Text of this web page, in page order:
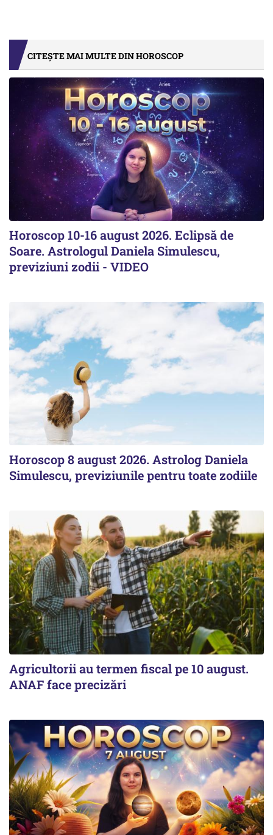
CITEȘTE MAI MULTE DIN HOROSCOP
Horoscop 10-16 august 2026. Eclipsă de
Soare. Astrologul Daniela Simulescu,
previziuni zodii - VIDEO
Horoscop 8 august 2026. Astrolog Daniela
Simulescu, previziunile pentru toate zodiile
Agricultorii au termen fiscal pe 10 august.
ANAF face precizări